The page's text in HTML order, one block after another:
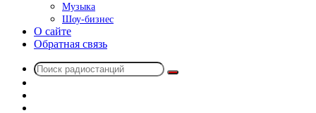
Музыка
Шоу-бизнес
О сайте
Обратная связь
Поиск